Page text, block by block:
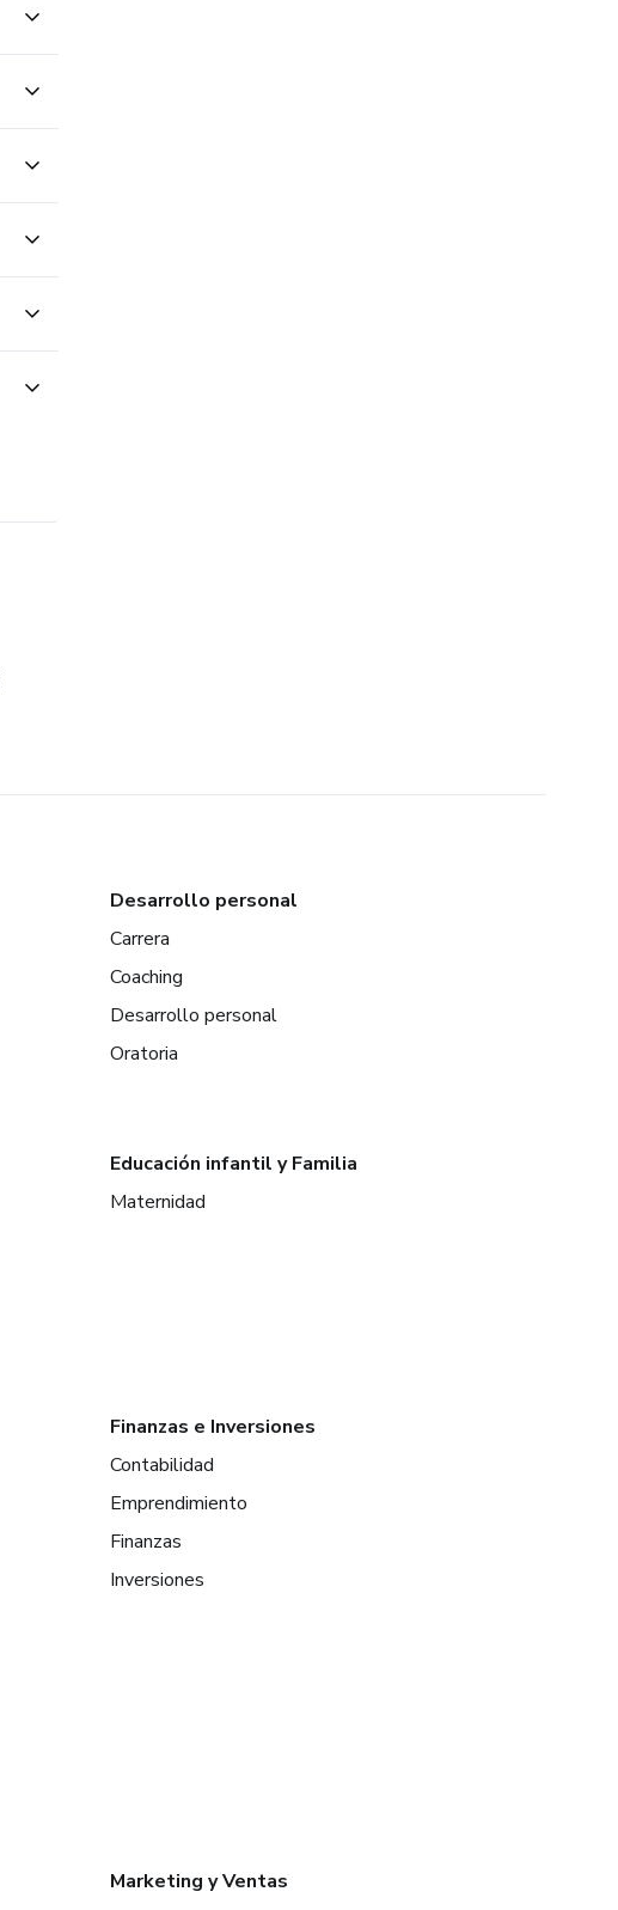
Desarrollo personal
Carrera
Coaching
Desarrollo personal
Oratoria
Educación infantil y Familia
Maternidad
Finanzas e Inversiones
Contabilidad
Emprendimiento
Finanzas
Inversiones
Marketing y Ventas